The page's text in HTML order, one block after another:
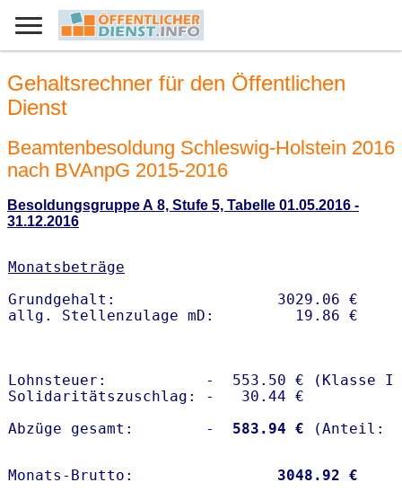
Gehaltsrechner für den Öffentlichen
Dienst
Beamtenbesoldung Schleswig-Holstein 2016
nach BVAnpG 2015-2016
Besoldungsgruppe A 8, Stufe 5, Tabelle 01.05.2016 -
31.12.2016
Monatsbeträge
Grundgehalt:                  3029.06 €
Lohnsteuer:           -  553.50 € (Klasse I)
Solidaritätszuschlag: -   30.44 €
Abzüge gesamt:        -
  583.94 €
Monats-Brutto: 3048.92 €